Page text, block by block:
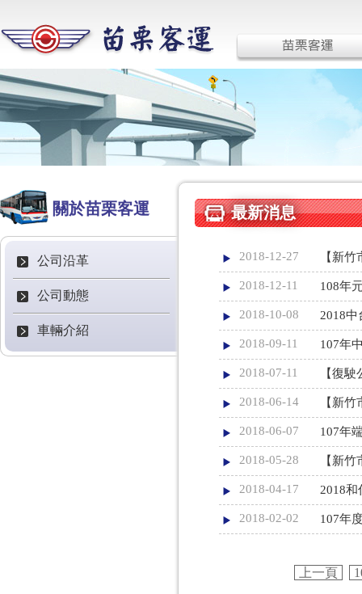
關於苗栗客運
公司沿革
公司動態
車輛介紹
最新消息
2018-12-27 【新
2018-12-11 108年
2018-10-08 2018
2018-09-11 107年
2018-07-11 【復
2018-06-14 【新
2018-06-07 107年
2018-05-28 【新
2018-04-17 2018和
2018-02-02 107年
上一頁